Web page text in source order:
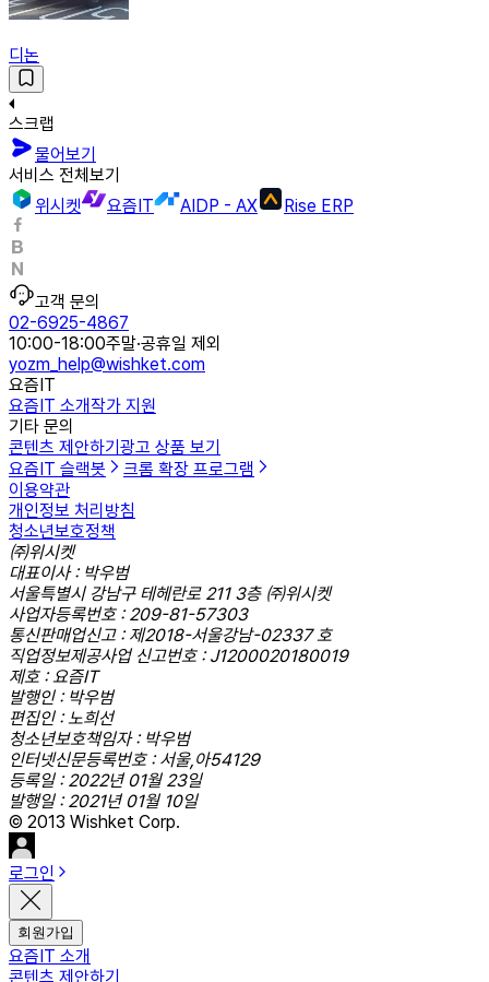
디논
스크랩
물어보기
서비스 전체보기
위시켓
요즘IT AIDP - AX Rise ERP
고객 문의
02-6925-4867
10:00-18:00주말·공휴일 제외
yozm_help@wishket.com
요즘IT
요즘IT 소개작가 지원
기타 문의
콘텐츠 제안하기 광고 상품 보기
요즘IT 슬랙봇
크롬 확장 프로그램
이용약관
개인정보 처리방침
청소년보호정책
㈜위시켓
대표이사 : 박우범
서울특별시 강남구 테헤란로 211 3층 ㈜위시켓
사업자등록번호 : 209-81-57303
통신판매업신고 : 제2018-서울강남-02337 호
직업정보제공사업 신고번호 : J1200020180019
제호 : 요즘IT
발행인 : 박우범
편집인 : 노희선
청소년보호책임자 : 박우범
인터넷신문등록번호 : 서울,아54129
등록일 : 2022년 01월 23일
발행일 : 2021년 01월 10일
© 2013 Wishket Corp.
로그인
회원가입
요즘IT 소개
콘텐츠 제안하기